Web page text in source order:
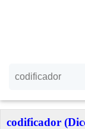
codificador